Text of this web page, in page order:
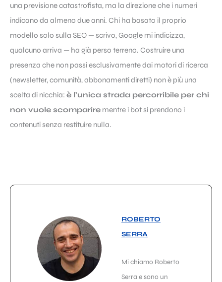
una previsione catastrofista, ma la direzione che i numeri
indicano da almeno due anni. Chi ha basato il proprio
modello solo sulla SEO — scrivo, Google mi indicizza,
qualcuno arriva — ha già perso terreno. Costruire una
presenza che non passi esclusivamente dai motori di ricerca
(newsletter, comunità, abbonamenti diretti) non è più una
scelta di nicchia: è l’unica strada percorribile per chi
non vuole scomparire mentre i bot si prendono i
contenuti senza restituire nulla.
ROBERTO
SERRA
Mi chiamo Roberto
Serra e sono un